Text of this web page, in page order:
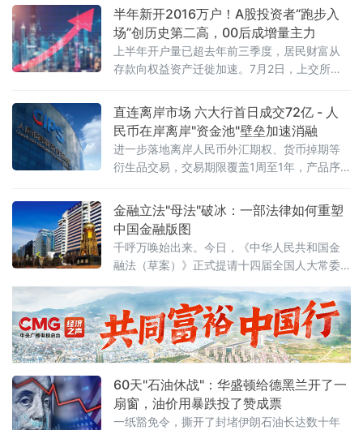
此，主要产油国已连续五个月宣布增产。沙特
阿拉伯、俄罗斯、伊拉克、科威特、哈萨克斯
坦、阿尔及利亚和阿曼的代表当天举行线上会
议，研判全球石油市场现状与前景。会后声明
说，各参与国将谨慎维护市场稳定，视市场情
再次开会，就9月产量作出进一步
半年新开2016万户！A股投资者“跑步入
场”创历史第二高，00后成增量主力
上半年开户量已超去年前三季度，居民财富从
存款向权益资产迁徙加速。7月2日，上交所官
市场新开户数达286.46万户，环比增长3.6%，
同比增长73.99%。拉长时间来看，2026年上
半年A股累计新开户2016.13万户，较2025年同
期的1259.77万户增长约60%。这一数字意味着
什么？2025年全年A股新开户合计为274
直连离岸市场 六大行首日成交72亿 - 人
民币在岸离岸"资金池"壁垒加速消融
进一步落地离岸人民币外汇期权、货币掉期等
衍生品交易，交易期限覆盖1周至1年，产品序
金融立法"母法"破冰：一部法律如何重塑
中国金融版图
千呼万唤始出来。今日，《中华人民共和国金
融法（草案）》正式提请十四届全国人大常委
金融领域"管总"大法，终于从幕后走向台前。这
不是一次普通的立法程序，而是中国金融法治
建设迈出的历史性一步。一、"1+N+X"：一张
图看懂金融法律新格局金融法的定位极为清晰
融法是统领全局的"1"，银行
60天"石油休战"：华盛顿给德黑兰开了一
扇窗，油价用暴跌投了赞成票
一纸豁免令，撕开了封堵伊朗石油长达数十年